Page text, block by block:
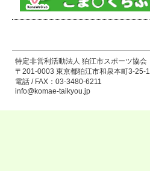
特定非営利活動法人 狛江市スポーツ協会
〒201-0003 東京都狛江市和泉本町3-25-1
電話 / FAX：03-3480-6211
info@komae-taikyou.jp